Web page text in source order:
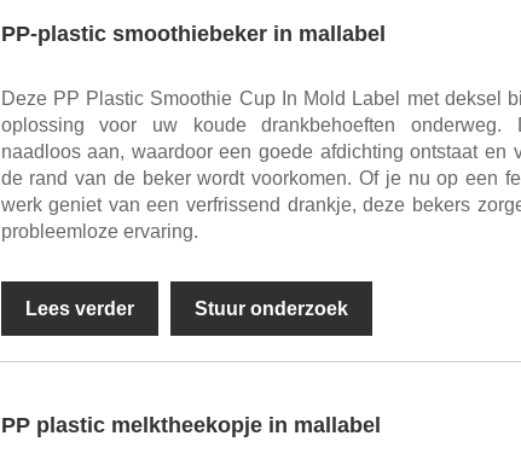
PP-plastic smoothiebeker in mallabel
Deze PP Plastic Smoothie Cup In Mold Label met deksel
oplossing voor uw koude drankbehoeften onderweg.
naadloos aan, waardoor een goede afdichting ontstaat en
de rand van de beker wordt voorkomen. Of je nu op een
werk geniet van een verfrissend drankje, deze bekers
probleemloze ervaring.
Lees verder Stuur onderzoek
PP plastic melktheekopje in mallabel